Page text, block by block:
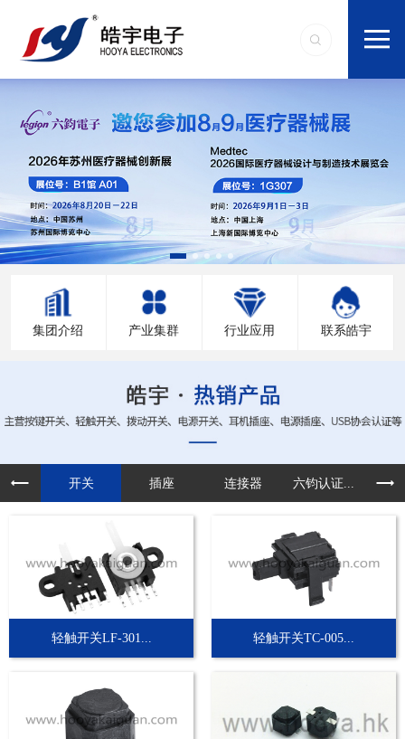
集团介绍 产业集群 行业应用 联系皓宇
开关 插座 连接器 六钧认证... 定
轻触开关LF-301... 轻触开关TC-005...